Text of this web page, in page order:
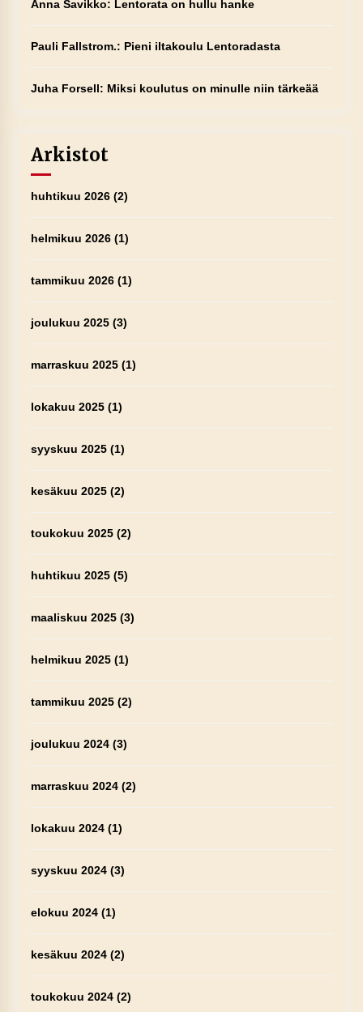
Anna Savikko: Lentorata on hullu hanke
Pauli Fallstrom.: Pieni iltakoulu Lentoradasta
Juha Forsell: Miksi koulutus on minulle niin tärkeää
Arkistot
huhtikuu 2026(2)
helmikuu 2026(1)
tammikuu 2026(1)
joulukuu 2025(3)
marraskuu 2025(1)
lokakuu 2025(1)
syyskuu 2025(1)
kesäkuu 2025(2)
toukokuu 2025(2)
huhtikuu 2025(5)
maaliskuu 2025(3)
helmikuu 2025(1)
tammikuu 2025(2)
joulukuu 2024(3)
marraskuu 2024(2)
lokakuu 2024(1)
syyskuu 2024(3)
elokuu 2024(1)
kesäkuu 2024(2)
toukokuu 2024(2)